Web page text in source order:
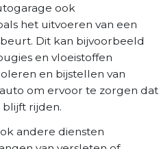
ook
het uitvoeren van een
Dit kan bijvoorbeeld
en vloeistoffen
en bijstellen van
om ervoor te zorgen dat
rijden.
andere diensten